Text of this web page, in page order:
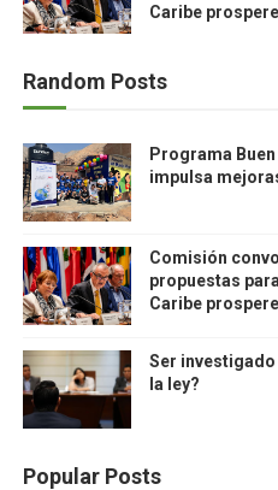
Caribe
Random Posts
Programa
impulsa
Comisión
propuestas
Caribe
Ser
la ley?
Popular Posts